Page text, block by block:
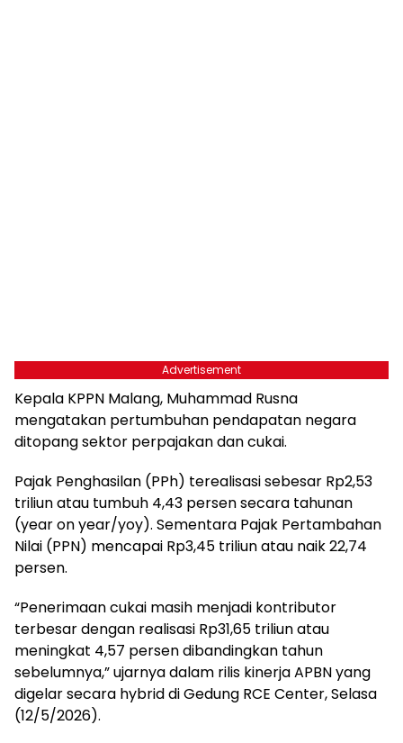
Advertisement
Kepala KPPN Malang, Muhammad Rusna
mengatakan pertumbuhan pendapatan negara
ditopang sektor perpajakan dan cukai.
Pajak Penghasilan (PPh) terealisasi sebesar Rp2,53
triliun atau tumbuh 4,43 persen secara tahunan
(year on year/yoy). Sementara Pajak Pertambahan
Nilai (PPN) mencapai Rp3,45 triliun atau naik 22,74
persen.
“Penerimaan cukai masih menjadi kontributor
terbesar dengan realisasi Rp31,65 triliun atau
meningkat 4,57 persen dibandingkan tahun
sebelumnya,” ujarnya dalam rilis kinerja APBN yang
digelar secara hybrid di Gedung RCE Center, Selasa
(12/5/2026).